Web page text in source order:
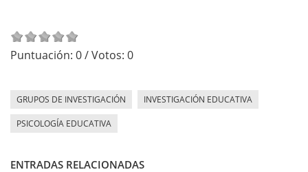
Puntuación: 0/ Votos: 0
GRUPOS DE INVESTIGACIÓN INVESTIGACIÓN EDUCATIVA
PSICOLOGÍA EDUCATIVA
ENTRADAS RELACIONADAS